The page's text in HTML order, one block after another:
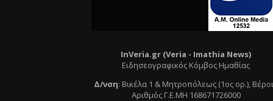
InVeria.gr (Veria - Ιmathia News)
Ειδησεογραφικός Κόμβος Ημαθίας
Δ/νση: Βικέλα 1 & Μητροπόλεως (1ος ορ.),
Αριθμός Γ.Ε.ΜΗ 168671726000